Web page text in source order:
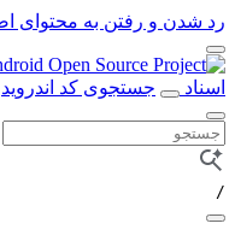
و رفتن به محتوای اصلی
جستجوی کد اندروید